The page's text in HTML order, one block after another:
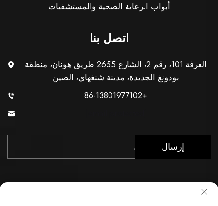
أبواب الرعاية الصحية والمستشفيات
اتصل بنا
الغرفة 101، رقم 2، الشارع 2655 طريق هونان، منطقة
بودونغ الجديدة، مدينة شنغهاي، الصين
+86-13801977102
إرسال